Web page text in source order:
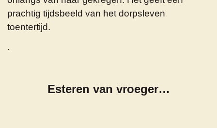
prachtig tijdsbeeld van het dorpsleven
toentertijd.
.
Esteren van vroeger…